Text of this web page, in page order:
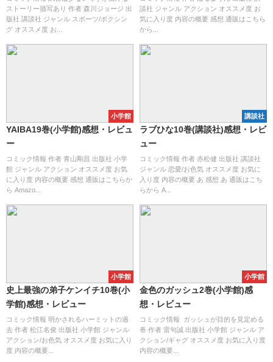
ストーリー描写あり 作者 森川ジョージ 出
版社 講談社 ジャンル スポーツ/ボクシン
グ オススメ度 お...
談社 ジャンル アクション オススメ度 お
気に入り度 内容の概要 感想 通販はこちら
から...
小学館
YAIBA19巻(小学館)感想・レビュ
ー
コミック情報 作者 青山剛昌 出版社 小学
館 ジャンル アクション オススメ度 お気
に入り度 内容の概要 感想 通販はこちらか
ら Amazo...
講談社
ラブひな10巻(講談社)感想・レビ
ュー
コミック情報 作者 赤松健 出版社 講談社
ジャンル 恋愛/お色気 オススメ度 お気に
入り度 内容の概要 あ 感想 あ 通販はこち
らから A...
小学館
史上最強の弟子ケンイチ10巻(小
学館)感想・レビュー
コミック情報 明かされるハーミットの過
去 作者 松江名俊 出版社 小学館 ジャンル
アクション/お色気 オススメ度 お気に入り
度 内容の概要...
小学館
金色のガッシュ2巻(小学館)感
想・レビュー
コミック情報 ガッシュが目的を見定める
巻 作者 雷句誠 出版社 小学館 ジャンル ア
クション/ギャグ オススメ度 お気に入り度
内容の概要...